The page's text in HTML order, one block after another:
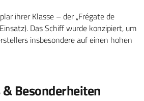
ihrer Klasse – der „Frégate de
Das Schiff wurde konzipiert, um
insbesondere auf einen hohen
Besonderheiten